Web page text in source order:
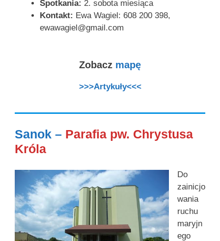
Spotkania: 2. sobota miesiąca
Kontakt: Ewa Wagiel: 608 200 398,
ewawagiel@gmail.com
Zobacz mapę
>>>Artykuły<<<
Sanok – Parafia pw. Chrystusa
Króla
Do
zainicjo
wania
ruchu
maryjn
ego